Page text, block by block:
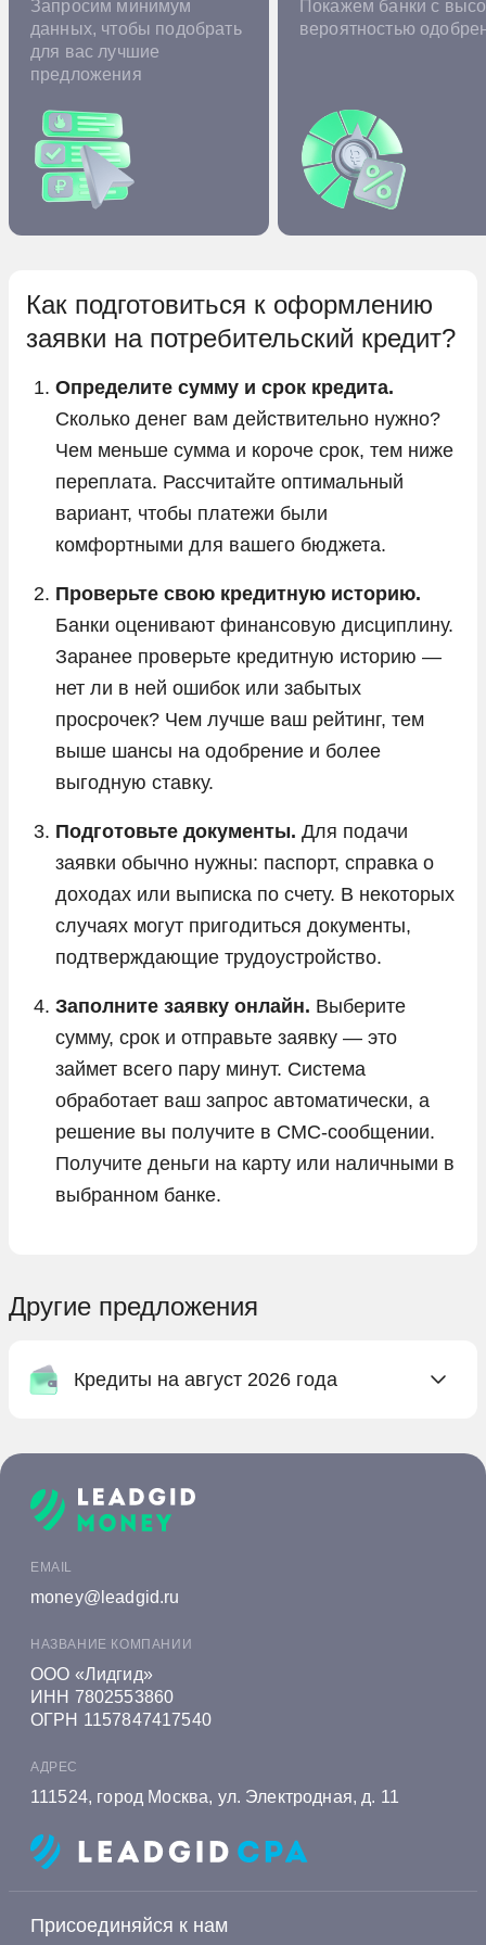
Запросим минимум
данных, чтобы подобрать
для вас лучшие
предложения
Покажем банки с
вероятностью
Как подготовиться к оформлению
заявки на потребительский кредит?
Определите сумму и срок кредита.
Сколько денег вам действительно нужно?
Чем меньше сумма и короче срок, тем ниже
переплата. Рассчитайте оптимальный
вариант, чтобы платежи были
комфортными для вашего бюджета.
Проверьте свою кредитную историю.
Банки оценивают финансовую дисциплину.
Заранее проверьте кредитную историю —
нет ли в ней ошибок или забытых
просрочек? Чем лучше ваш рейтинг, тем
выше шансы на одобрение и более
выгодную ставку.
Подготовьте документы. Для подачи
заявки обычно нужны: паспорт, справка о
доходах или выписка по счету. В некоторых
случаях могут пригодиться документы,
подтверждающие трудоустройство.
Заполните заявку онлайн. Выберите
сумму, срок и отправьте заявку — это
займет всего пару минут. Система
обработает ваш запрос автоматически, а
решение вы получите в СМС-сообщении.
Получите деньги на карту или наличными в
выбранном банке.
Другие предложения
Кредиты на август 2026 года
Онлайн заявка на кредит в Алеф-Банке
Онлайн заявка на кредит в Алмазэргиэнбанке
Онлайн заявка на кредит в Экспобанке
Онлайн заявка на кредит в Енисейском
Онлайн заявка на кредит в Газэнергобанке
Онлайн заявка на кредит в Генбанке
Онлайн заявка на кредит в Ингосстрах Банке
EMAIL
money@leadgid.ru
НАЗВАНИЕ КОМПАНИИ
ООО «Лидгид»
ИНН 7802553860
ОГРН 1157847417540
АДРЕС
111524, город Москва, ул. Электродная, д. 11
Присоединяйся к нам